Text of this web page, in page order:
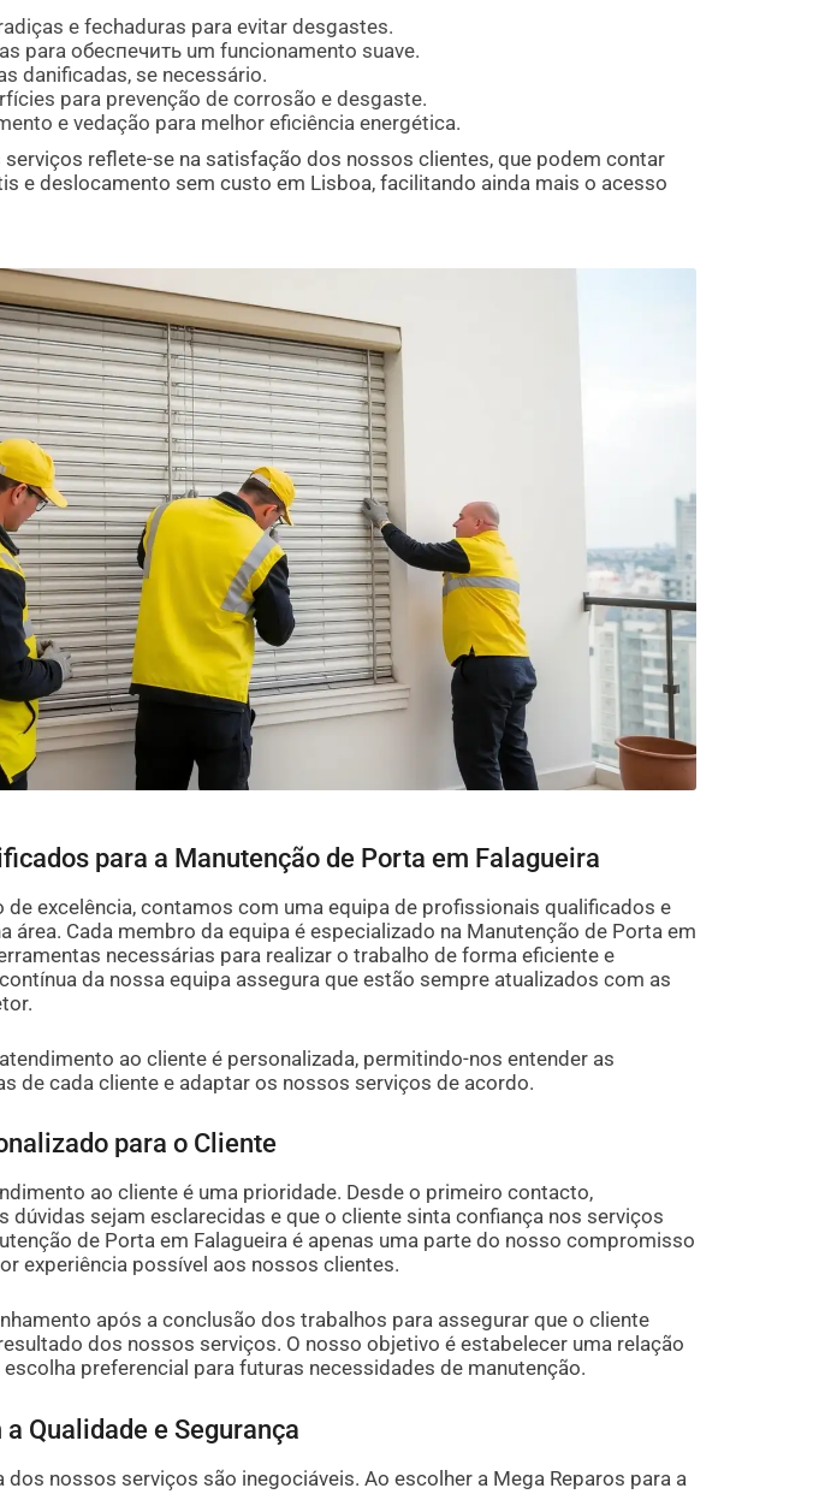
e fechaduras para evitar desgastes.
para обеспечить um funcionamento suave.
danificadas, se necessário.
para prevenção de corrosão e desgaste.
e vedação para melhor eficiência energética.
reflete-se na satisfação dos nossos clientes, que podem contar
e deslocamento sem custo em Lisboa, facilitando ainda mais o acesso
para a Manutenção de Porta em Falagueira
de excelência, contamos com uma equipa de profissionais qualificados e
área. Cada membro da equipa é especializado na Manutenção de Porta em
necessárias para realizar o trabalho de forma eficiente e
da nossa equipa assegura que estão sempre atualizados com as
ao cliente é personalizada, permitindo-nos entender as
de cada cliente e adaptar os nossos serviços de acordo.
para o Cliente
ao cliente é uma prioridade. Desde o primeiro contacto,
dúvidas sejam esclarecidas e que o cliente sinta confiança nos serviços
de Porta em Falagueira é apenas uma parte do nosso compromisso
experiência possível aos nossos clientes.
após a conclusão dos trabalhos para assegurar que o cliente
dos nossos serviços. O nosso objetivo é estabelecer uma relação
preferencial para futuras necessidades de manutenção.
Qualidade e Segurança
dos nossos serviços são inegociáveis. Ao escolher a Mega Reparos para a